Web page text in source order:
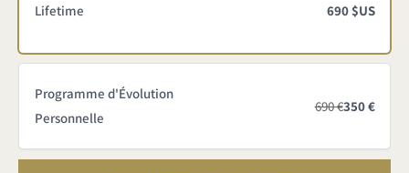
Lifetime 690 $US
Programme d'Évolution
Personnelle
690 €350 €